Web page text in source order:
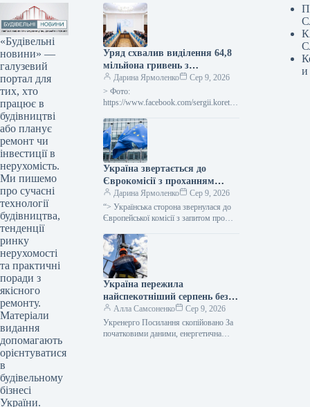
«Будівельні
новини» —
галузевий
портал для
тих, хто
працює в
будівництві
або планує
ремонт чи
інвестиції в
нерухомість.
Ми пишемо
про сучасні
технології
будівництва,
тенденції
ринку
нерухомості
та практичні
поради з
якісного
ремонту.
Матеріали
видання
допомагають
орієнтуватися
в
будівельному
бізнесі
України.
Уряд схвалив виділення 64,8
мільйона гривень з
державного бюджету для
відновлювальних робіт та
подолання наслідків війни.
Дарина Ярмоленко
Сер 9, 2026
> Фото:
https://www.facebook.com/sergii.koretsk
виділення коштів, запланованих у
державному бюджеті на 2026 рік для
фінансування регіональної політики,
з…
Україна звертається до
Єврокомісії з проханням
надати 220 мільйонів євро для
допомоги
сільськогосподарським
заблоковані порти.
Дарина Ярмоленко
Сер 9, 2026
“> Українська сторона звернулася до
Європейської комісії з запитом про
безповоротної фінансової допомоги.
Ця…
Україна пережила
найспекотніший серпень без
відключень електроенергії –
заявив Шмигаль.
Алла Самсоненко
Сер 9, 2026
Укренерго Посилання скопійовано За
початковими даними, енергетична
и